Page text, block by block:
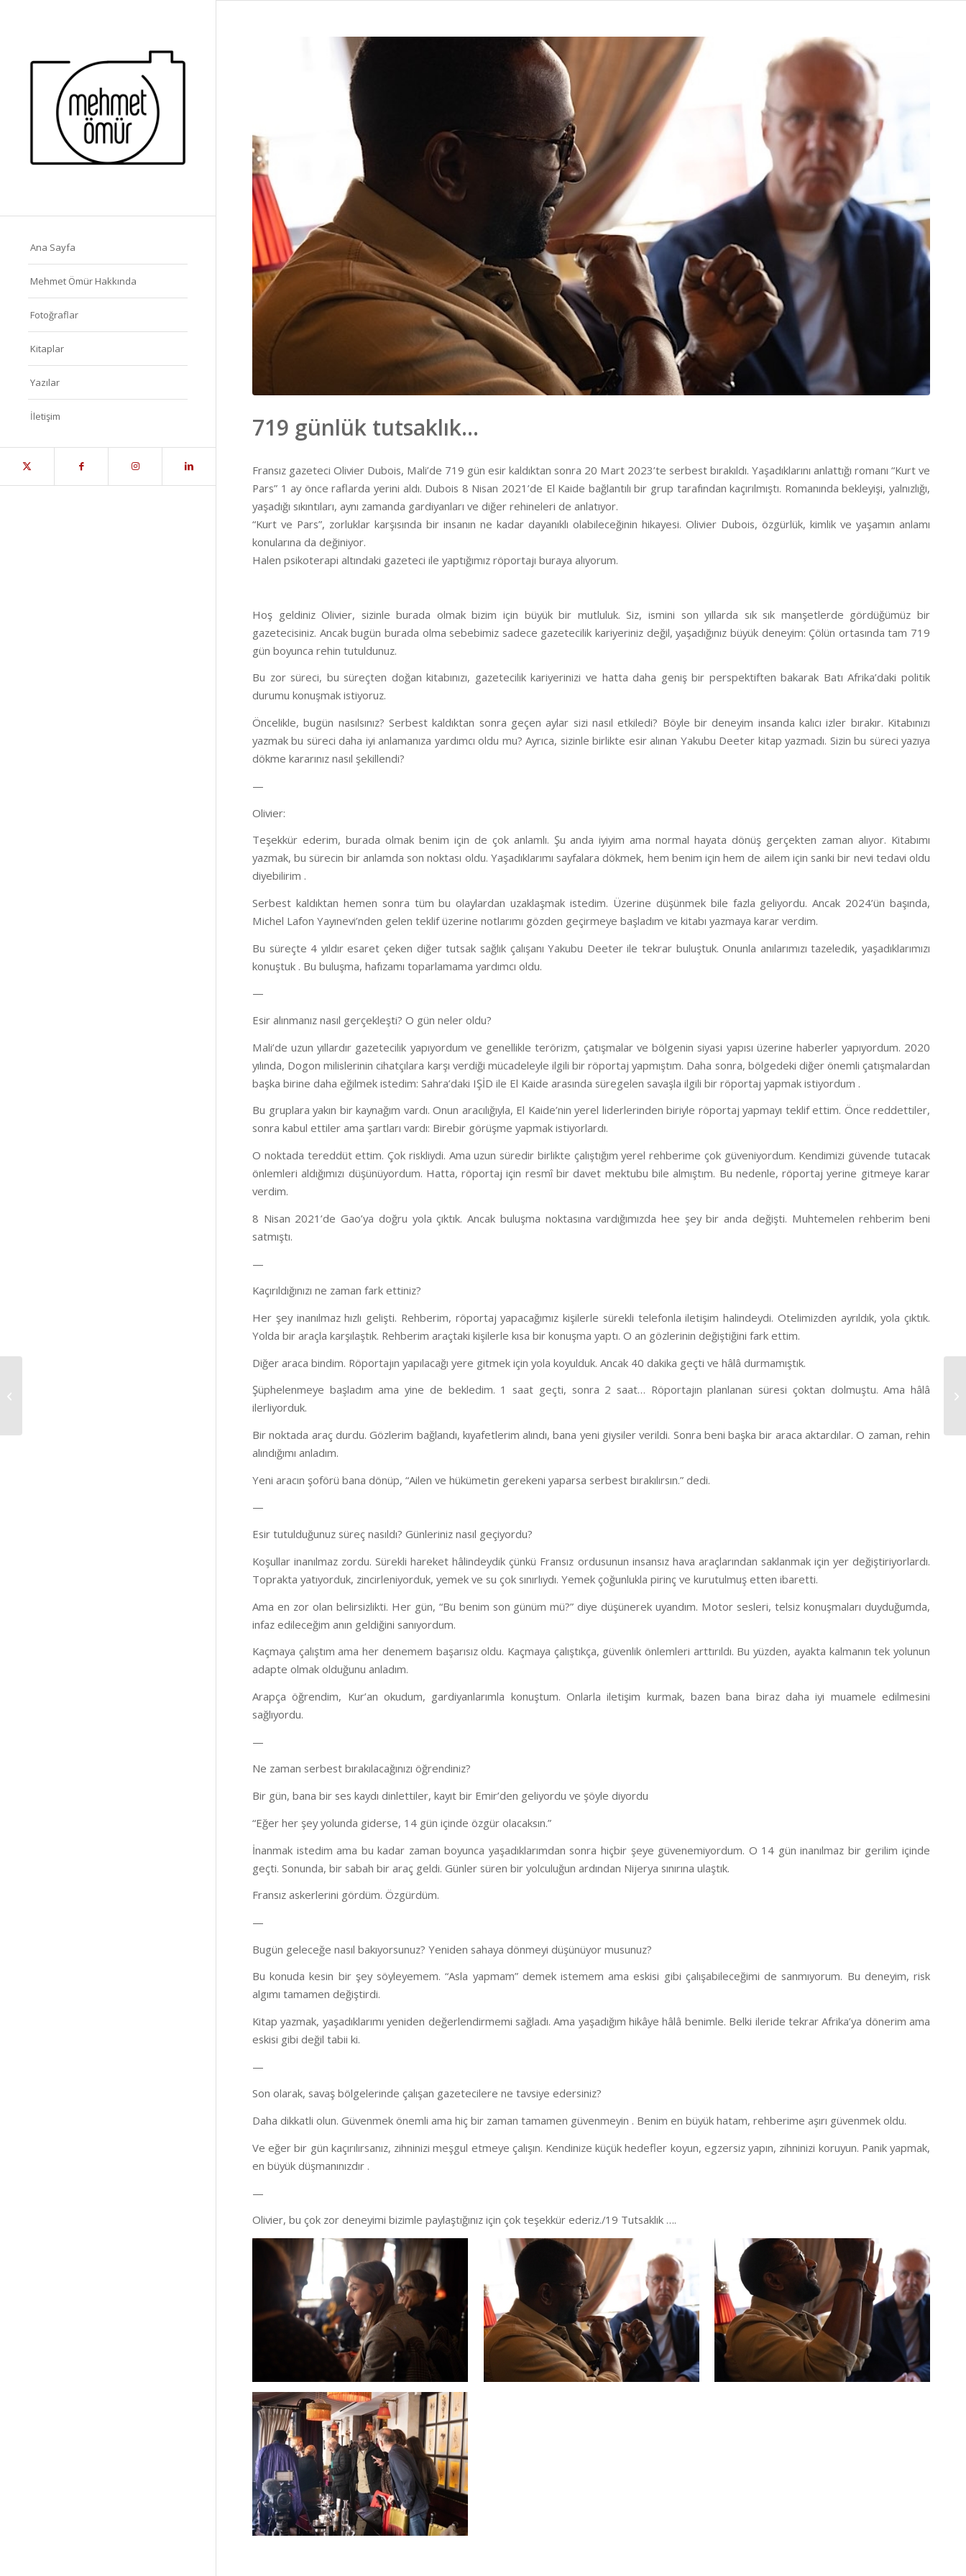
Ana Sayfa
Mehmet Ömür Hakkında
Fotoğraflar
Kitaplar
Yazılar
İletişim 719 günlük tutsaklık…
Fransız gazeteci Olivier Dubois, Mali’de 719 gün esir kaldıktan sonra 20 Mart 2023’te serbest bırakıldı. Yaşadıklarını anlattığı romanı “Kurt ve
Pars” 1 ay önce raflarda yerini aldı. Dubois 8 Nisan 2021’de El Kaide bağlantılı bir grup tarafından kaçırılmıştı. Romanında bekleyişi, yalnızlığı,
yaşadığı sıkıntıları, aynı zamanda gardiyanları ve diğer rehineleri de anlatıyor.
“Kurt ve Pars”, zorluklar karşısında bir insanın ne kadar dayanıklı olabileceğinin hikayesi. Olivier Dubois, özgürlük, kimlik ve yaşamın anlamı
konularına da değiniyor.
Halen psikoterapi altındaki gazeteci ile yaptığımız röportajı buraya alıyorum.
Hoş geldiniz Olivier, sizinle burada olmak bizim için büyük bir mutluluk. Siz, ismini son yıllarda sık sık manşetlerde gördüğümüz bir
gazetecisiniz. Ancak bugün burada olma sebebimiz sadece gazetecilik kariyeriniz değil, yaşadığınız büyük deneyim: Çölün ortasında tam 719
gün boyunca rehin tutuldunuz.
Bu zor süreci, bu süreçten doğan kitabınızı, gazetecilik kariyerinizi ve hatta daha geniş bir perspektiften bakarak Batı Afrika’daki politik
durumu konuşmak istiyoruz.
Öncelikle, bugün nasılsınız? Serbest kaldıktan sonra geçen aylar sizi nasıl etkiledi? Böyle bir deneyim insanda kalıcı izler bırakır. Kitabınızı
yazmak bu süreci daha iyi anlamanıza yardımcı oldu mu? Ayrıca, sizinle birlikte esir alınan Yakubu Deeter kitap yazmadı. Sizin bu süreci yazıya
dökme kararınız nasıl şekillendi?
—
Olivier:
Teşekkür ederim, burada olmak benim için de çok anlamlı. Şu anda iyiyim ama normal hayata dönüş gerçekten zaman alıyor. Kitabımı
yazmak, bu sürecin bir anlamda son noktası oldu. Yaşadıklarımı sayfalara dökmek, hem benim için hem de ailem için sanki bir nevi tedavi oldu
diyebilirim .
Serbest kaldıktan hemen sonra tüm bu olaylardan uzaklaşmak istedim. Üzerine düşünmek bile fazla geliyordu. Ancak 2024’ün başında,
Michel Lafon Yayınevi’nden gelen teklif üzerine notlarımı gözden geçirmeye başladım ve kitabı yazmaya karar verdim.
Bu süreçte 4 yıldır esaret çeken diğer tutsak sağlık çalışanı Yakubu Deeter ile tekrar buluştuk. Onunla anılarımızı tazeledik, yaşadıklarımızı
konuştuk . Bu buluşma, hafızamı toparlamama yardımcı oldu.
—
Esir alınmanız nasıl gerçekleşti? O gün neler oldu?
Mali’de uzun yıllardır gazetecilik yapıyordum ve genellikle terörizm, çatışmalar ve bölgenin siyasi yapısı üzerine haberler yapıyordum. 2020
yılında, Dogon milislerinin cihatçılara karşı verdiği mücadeleyle ilgili bir röportaj yapmıştım. Daha sonra, bölgedeki diğer önemli çatışmalardan
başka birine daha eğilmek istedim: Sahra’daki IŞİD ile El Kaide arasında süregelen savaşla ilgili bir röportaj yapmak istiyordum .
Bu gruplara yakın bir kaynağım vardı. Onun aracılığıyla, El Kaide’nin yerel liderlerinden biriyle röportaj yapmayı teklif ettim. Önce reddettiler,
sonra kabul ettiler ama şartları vardı: Birebir görüşme yapmak istiyorlardı.
O noktada tereddüt ettim. Çok riskliydi. Ama uzun süredir birlikte çalıştığım yerel rehberime çok güveniyordum. Kendimizi güvende tutacak
önlemleri aldığımızı düşünüyordum. Hatta, röportaj için resmî bir davet mektubu bile almıştım. Bu nedenle, röportaj yerine gitmeye karar
verdim.
8 Nisan 2021’de Gao’ya doğru yola çıktık. Ancak buluşma noktasına vardığımızda hee şey bir anda değişti. Muhtemelen rehberim beni
satmıştı.
—
Kaçırıldığınızı ne zaman fark ettiniz?
Her şey inanılmaz hızlı gelişti. Rehberim, röportaj yapacağımız kişilerle sürekli telefonla iletişim halindeydi. Otelimizden ayrıldık, yola çıktık.
Yolda bir araçla karşılaştık. Rehberim araçtaki kişilerle kısa bir konuşma yaptı. O an gözlerinin değiştiğini fark ettim.
Diğer araca bindim. Röportajın yapılacağı yere gitmek için yola koyulduk. Ancak 40 dakika geçti ve hâlâ durmamıştık.
Şüphelenmeye başladım ama yine de bekledim. 1 saat geçti, sonra 2 saat… Röportajın planlanan süresi çoktan dolmuştu. Ama hâlâ
ilerliyorduk.
Bir noktada araç durdu. Gözlerim bağlandı, kıyafetlerim alındı, bana yeni giysiler verildi. Sonra beni başka bir araca aktardılar. O zaman, rehin
alındığımı anladım.
Yeni aracın şoförü bana dönüp, “Ailen ve hükümetin gerekeni yaparsa serbest bırakılırsın.” dedi.
—
Esir tutulduğunuz süreç nasıldı? Günleriniz nasıl geçiyordu?
Koşullar inanılmaz zordu. Sürekli hareket hâlindeydik çünkü Fransız ordusunun insansız hava araçlarından saklanmak için yer değiştiriyorlardı.
Toprakta yatıyorduk, zincirleniyorduk, yemek ve su çok sınırlıydı. Yemek çoğunlukla pirinç ve kurutulmuş etten ibaretti.
Ama en zor olan belirsizlikti. Her gün, “Bu benim son günüm mü?” diye düşünerek uyandım. Motor sesleri, telsiz konuşmaları duyduğumda,
infaz edileceğim anın geldiğini sanıyordum.
Kaçmaya çalıştım ama her denemem başarısız oldu. Kaçmaya çalıştıkça, güvenlik önlemleri arttırıldı. Bu yüzden, ayakta kalmanın tek yolunun
adapte olmak olduğunu anladım.
Arapça öğrendim, Kur’an okudum, gardiyanlarımla konuştum. Onlarla iletişim kurmak, bazen bana biraz daha iyi muamele edilmesini
sağlıyordu.
—
Ne zaman serbest bırakılacağınızı öğrendiniz?
Bir gün, bana bir ses kaydı dinlettiler, kayıt bir Emir’den geliyordu ve şöyle diyordu
“Eğer her şey yolunda giderse, 14 gün içinde özgür olacaksın.”
İnanmak istedim ama bu kadar zaman boyunca yaşadıklarımdan sonra hiçbir şeye güvenemiyordum. O 14 gün inanılmaz bir gerilim içinde
geçti. Sonunda, bir sabah bir araç geldi. Günler süren bir yolculuğun ardından Nijerya sınırına ulaştık.
Fransız askerlerini gördüm. Özgürdüm.
—
Bugün geleceğe nasıl bakıyorsunuz? Yeniden sahaya dönmeyi düşünüyor musunuz?
Bu konuda kesin bir şey söyleyemem. “Asla yapmam” demek istemem ama eskisi gibi çalışabileceğimi de sanmıyorum. Bu deneyim, risk
algımı tamamen değiştirdi.
Kitap yazmak, yaşadıklarımı yeniden değerlendirmemi sağladı. Ama yaşadığım hikâye hâlâ benimle. Belki ileride tekrar Afrika’ya dönerim ama
eskisi gibi değil tabii ki.
—
Son olarak, savaş bölgelerinde çalışan gazetecilere ne tavsiye edersiniz?
Daha dikkatli olun. Güvenmek önemli ama hiç bir zaman tamamen güvenmeyin . Benim en büyük hatam, rehberime aşırı güvenmek oldu.
Ve eğer bir gün kaçırılırsanız, zihninizi meşgul etmeye çalışın. Kendinize küçük hedefler koyun, egzersiz yapın, zihninizi koruyun. Panik yapmak,
en büyük düşmanınızdır .
—
Olivier, bu çok zor deneyimi bizimle paylaştığınız için çok teşekkür ederiz./19 Tutsaklık ….